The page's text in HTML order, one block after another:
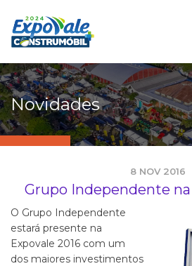
Novidades
8 NOV 2016
Grupo Independente na
O Grupo Independente
estará presente na
Expovale 2016 com um
dos maiores investimentos